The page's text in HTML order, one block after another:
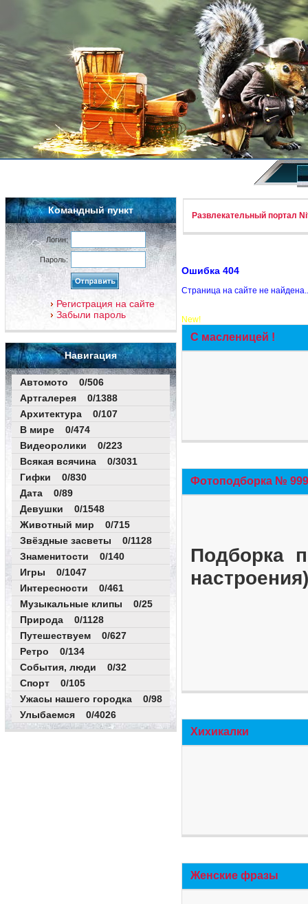
Командный пункт
Логин:
Пароль:
Регистрация на сайте
Забыли пароль
Навигация
Автомото 0/506
Артгалерея 0/1388
Архитектура 0/107
В мире 0/474
Видеоролики 0/223
Всякая всячина 0/3031
Гифки 0/830
Дата 0/89
Девушки 0/1548
Животный мир 0/715
Звёздные засветы 0/1128
Знаменитости 0/140
Игры 0/1047
Интересности 0/461
Музыкальные клипы 0/25
Природа 0/1128
Путешествуем 0/627
Ретро 0/134
События, люди 0/32
Спорт 0/105
Ужасы нашего городка 0/98
Улыбаемся 0/4026
Развлекательный портал
Ошибка 404
Страница на сайте не
New!
С масленицей !
Фотоподборка №
Подборка
Хихикалки
Женские фразы